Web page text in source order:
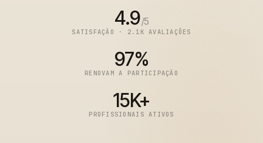
4.9/5
SATISFAÇÃO · 2.1K AVALIAÇÕES
97%
RENOVAM A PARTICIPAÇÃO
15K+
PROFISSIONAIS ATIVOS